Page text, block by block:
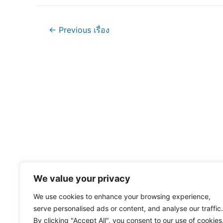
We value your privacy
We use cookies to enhance your browsing experience,
serve personalised ads or content, and analyse our traffic.
By clicking "Accept All", you consent to our use of
แนะแนว
← Previous เรื่อง